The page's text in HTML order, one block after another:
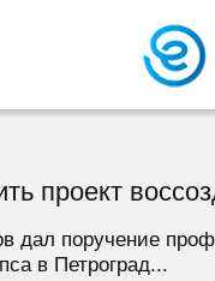
проект
дал поручение
в Петроград...